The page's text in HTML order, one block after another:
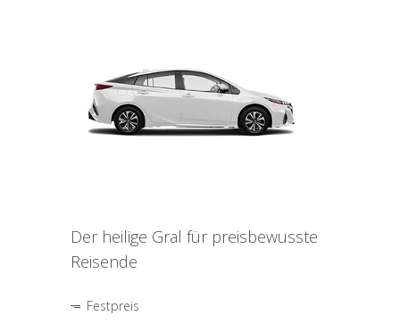
Der heilige Gral für preisbewusste
Reisende
Festpreis